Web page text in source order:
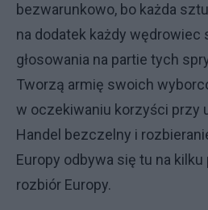
bezwarunkowo, bo każda
na dodatek każdy wędrowiec
głosowania na partie tych
Tworzą armię swoich
w oczekiwaniu korzyści przy
Handel bezczelny i
Europy odbywa się tu na
rozbiór Europy.